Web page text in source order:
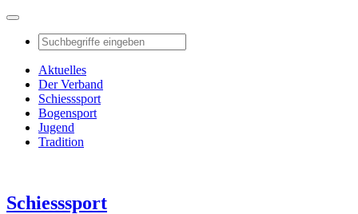
Aktuelles
Der Verband
Schiesssport
Bogensport
Jugend
Tradition
Schiesssport